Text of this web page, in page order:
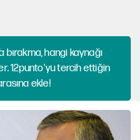
hangi kaynağı
12punto'yu tercih ettiğin
ekle!